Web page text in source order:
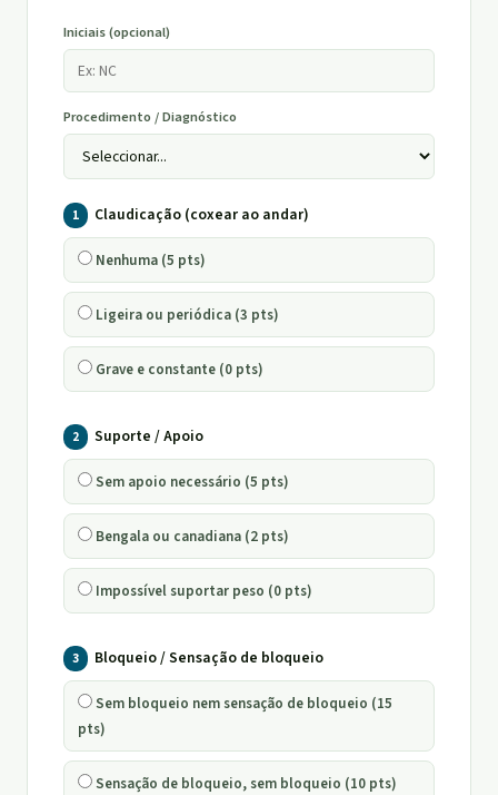
Iniciais (opcional)
Procedimento / Diagnóstico
1 Claudicação (coxear ao andar)
Nenhuma (5 pts)
Ligeira ou periódica (3 pts)
Grave e constante (0 pts)
2 Suporte / Apoio
Sem apoio necessário (5 pts)
Bengala ou canadiana (2 pts)
Impossível suportar peso (0 pts)
3 Bloqueio / Sensação de bloqueio
Sem bloqueio nem sensação de bloqueio (15
pts)
Sensação de bloqueio, sem bloqueio (10 pts)